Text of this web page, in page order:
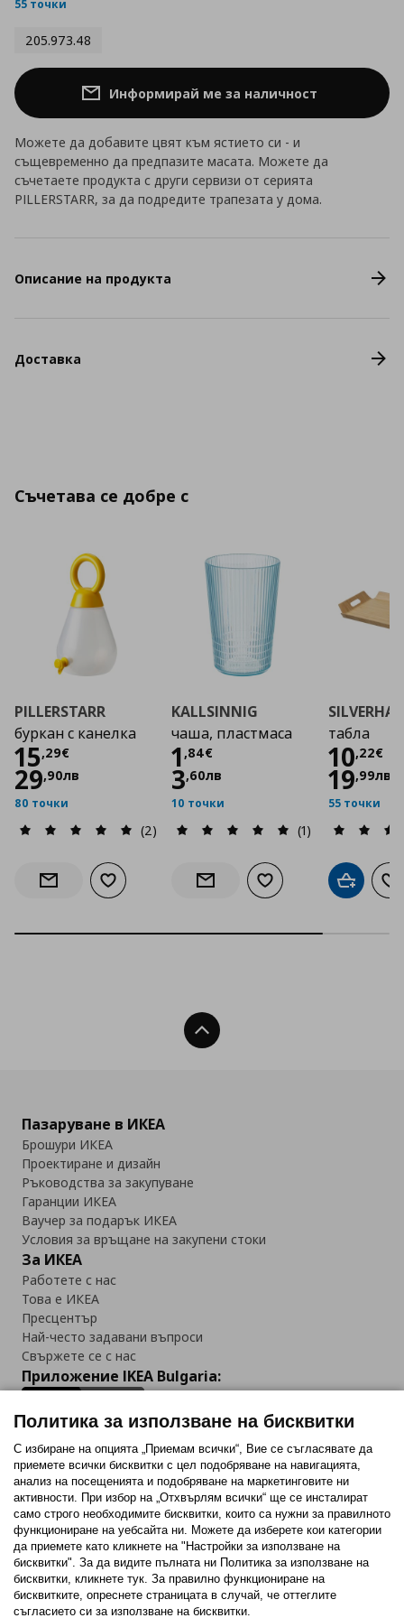
55 точки
205.973.48
Информирай ме за наличност
Можете да добавите цвят към ястието си - и
същевременно да предпазите масата. Можете да
съчетаете продукта с други сервизи от серията
PILLERSTARR, за да подредите трапезата у дома.
Описание на продукта
Доставка
Съчетава се добре с
PILLERSTARR
буркан с канелка
15,29€
Цена
29,90лв
80 точки
(2)
Информирай ме за наличност
Добави към списъка с любими
KALLSINNIG
чаша, пластмаса
1 ,84€
Цена
3,60лв
10 точки
(1)
Информирай ме за наличност
Добави към списъка
табла
10,22€
Цена
19,99лв
55 точки
Добави
Нагоре
Пазаруване в ИКЕА
Брошури ИКЕА
Проектиране и дизайн
Ръководства за закупуване
Гаранции ИКЕА
Ваучер за подарък ИКЕА
Условия за връщане на закупени стоки
За ИКЕА
Работете с нас
Това е ИКЕА
Пресцентър
Най-често задавани въпроси
Свържете се с нас
Приложение IKEA Bulgaria:
Последвайте ни:
FacebookTwitterYoutubePinterestInstagram
Политика за използване на бисквитки
С избиране на опцията „Приемам всички“, Вие се съгласявате да
приемете всички бисквитки с цел подобряване на навигацията,
анализ на посещенията и подобряване на маркетинговите ни
активности. При избор на „Отхвърлям всички“ ще се инсталират
само строго необходимитe бисквитки, които са нужни за правилното
функциониране на уебсайта ни. Можете да изберете кои категории
да приемете като кликнете на "Настройки за използване на
бисквитки". За да видите пълната ни Политика за използване на
бисквитки, кликнете тук. За правилно функциониране на
бисквитките, опреснете страницата в случай, че оттеглите
съгласието си за използване на бисквитки.